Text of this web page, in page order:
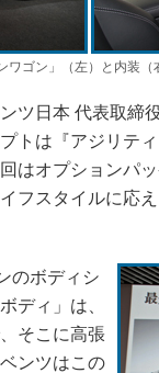
ゴン」（左）と内装（
ツ日本 代表取締
トは『アジリテ
はオプションパ
フスタイルに応
のボディシ
ディ」は、
そこに高張
ンツはこの